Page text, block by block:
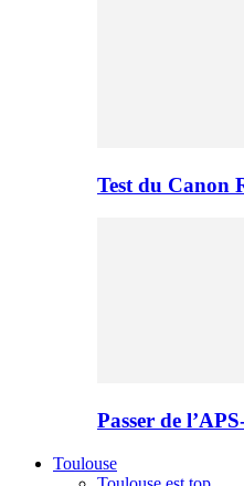
Test du Canon
Passer de
Toulouse